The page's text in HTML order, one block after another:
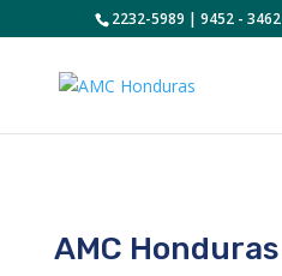
2232-5989 | 9452 - 3462
AMC Honduras